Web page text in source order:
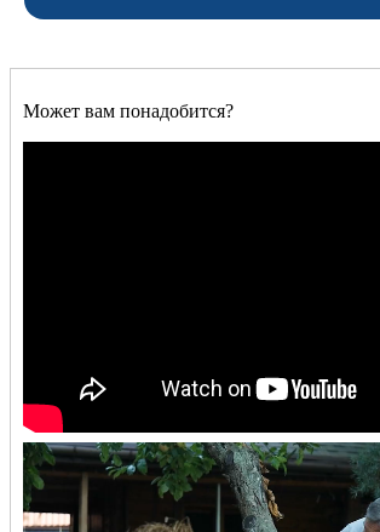
Может вам понадобится?